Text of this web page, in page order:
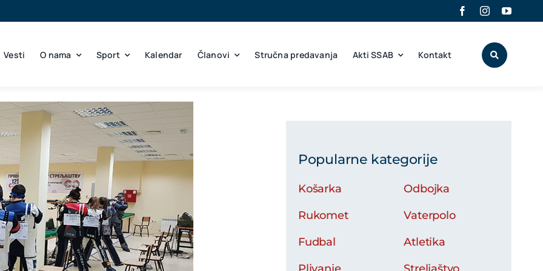
Vesti O nama Sport Kalendar Članovi Stručna predavanja Akti SSAB Kontakt
Popularne kategorije
Košarka
Rukomet
Fudbal
Odbojka
Vaterpolo
Atletika